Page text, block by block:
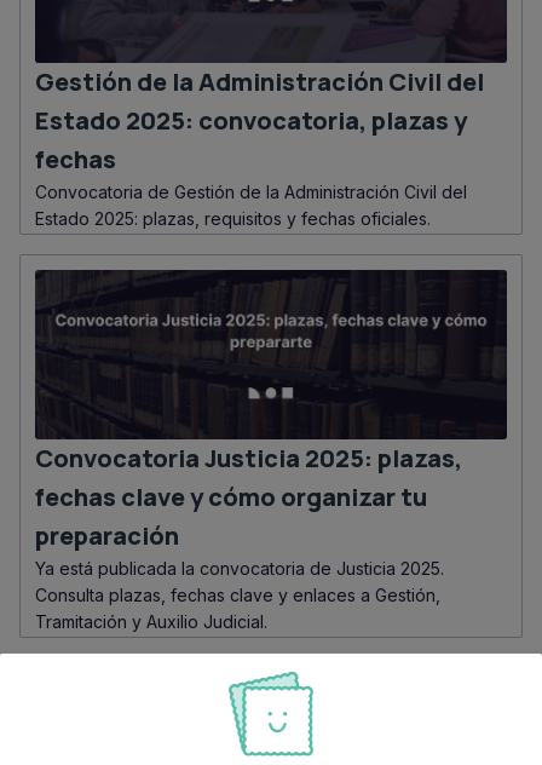
Gestión de la Administración Civil del
Estado 2025: convocatoria, plazas y
fechas
Convocatoria de Gestión de la Administración Civil del
Estado 2025: plazas, requisitos y fechas oficiales.
Convocatoria Justicia 2025: plazas,
fechas clave y cómo organizar tu
preparación
Ya está publicada la convocatoria de Justicia 2025.
Consulta plazas, fechas clave y enlaces a Gestión,
Tramitación y Auxilio Judicial.
3 ...